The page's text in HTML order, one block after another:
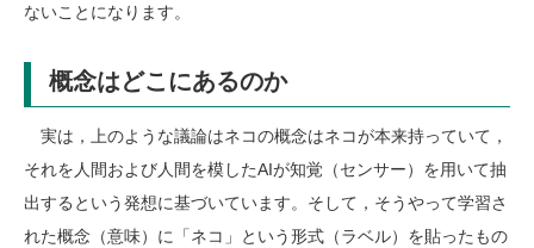
ないことになります。
概念はどこにあるのか
実は，上のような議論はネコの概念はネコが本来持っていて，
それを人間および人間を模したAIが知覚（センサー）を用いて抽
出するという発想に基づいています。そして，そうやって学習さ
れた概念（意味）に「ネコ」という形式（ラベル）を貼ったもの